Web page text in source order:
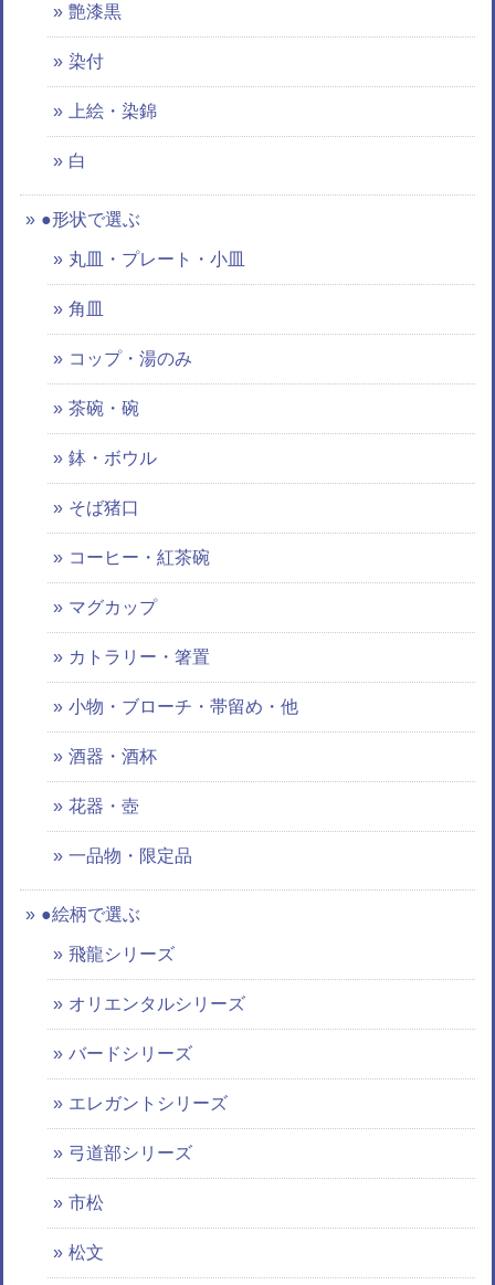
艶漆黒
染付
上絵・染錦
白
●形状で選ぶ
丸皿・プレート・小皿
角皿
コップ・湯のみ
茶碗・碗
鉢・ボウル
そば猪口
コーヒー・紅茶碗
マグカップ
カトラリー・箸置
小物・ブローチ・帯留め・他
酒器・酒杯
花器・壺
一品物・限定品
●絵柄で選ぶ
飛龍シリーズ
オリエンタルシリーズ
バードシリーズ
エレガントシリーズ
弓道部シリーズ
市松
松文